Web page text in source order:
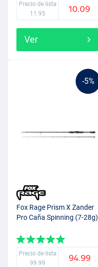
Precio de lista
11.95
10.09
Ver
-5%
Fox Rage Prism X Zander
Pro Caña Spinning (7-28g)
Precio de lista
99.99
94.99